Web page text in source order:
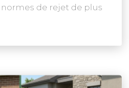
de rejet de plus